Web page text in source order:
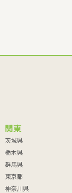
関東
茨城県
栃木県
群馬県
東京都
神奈川県